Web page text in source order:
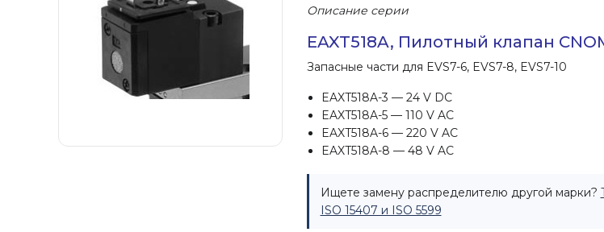
Описание серии
EAXT518A, Пилотный клапан
Запасные части для EVS7-6, EVS7-8, EVS7-10
EAXT518A-3 — 24 V DC
EAXT518A-5 — 110 V AC
EAXT518A-6 — 220 V AC
EAXT518A-8 — 48 V AC
Ищете замену распределителю другой марки?
ISO 15407 и ISO 5599